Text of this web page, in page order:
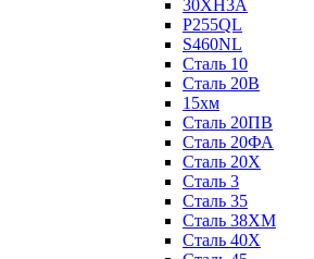
30ХН3А
P255QL
S460NL
Сталь 10
Сталь 20В
15хм
Сталь 20ПВ
Сталь 20ФА
Сталь 20Х
Сталь 3
Сталь 35
Сталь 38ХМ
Сталь 40Х